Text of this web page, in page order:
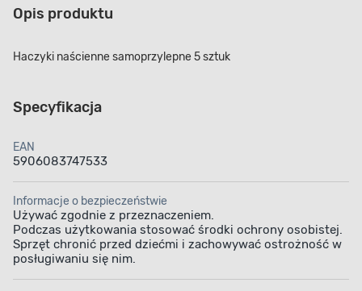
Opis produktu
Haczyki naścienne samoprzylepne 5 sztuk
Specyfikacja
EAN
5906083747533
Informacje o bezpieczeństwie
Używać zgodnie z przeznaczeniem.
Podczas użytkowania stosować środki ochrony osobistej.
Sprzęt chronić przed dziećmi i zachowywać ostrożność w
posługiwaniu się nim.